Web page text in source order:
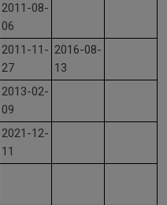
2011-08-
06
2011-11-
27
2016-08-
13
2013-02-
09
2021-12-
11